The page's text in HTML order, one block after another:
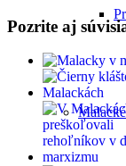
Pozrite aj